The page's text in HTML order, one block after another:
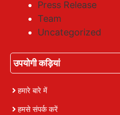
Press Release
Team
Uncategorized
उपयोगी कड़ियां
हमारे बारे में
हमसे संपर्क करें